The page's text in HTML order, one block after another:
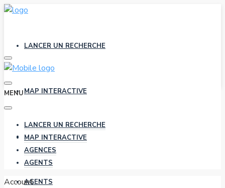
LANCER UN RECHERCHE
MAP INTERACTIVE
AGENCES
AGENTS
MENU
LANCER UN RECHERCHE
MAP INTERACTIVE
AGENCES
AGENTS
Account